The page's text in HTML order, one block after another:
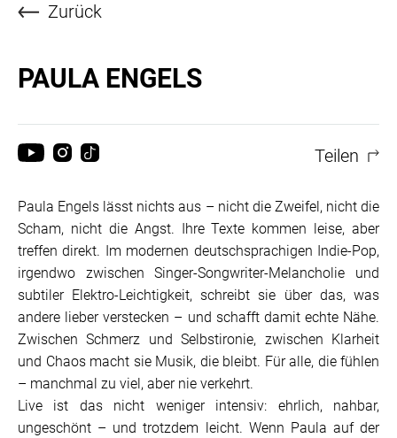
Zurück
PAULA ENGELS
Teilen
Paula Engels lässt nichts aus – nicht die Zweifel, nicht die
Scham, nicht die Angst. Ihre Texte kommen leise, aber
treffen direkt. Im modernen deutschsprachigen Indie-Pop,
irgendwo zwischen Singer-Songwriter-Melancholie und
subtiler Elektro-Leichtigkeit, schreibt sie über das, was
andere lieber verstecken – und schafft damit echte Nähe.
Zwischen Schmerz und Selbstironie, zwischen Klarheit
und Chaos macht sie Musik, die bleibt. Für alle, die fühlen
– manchmal zu viel, aber nie verkehrt.
Live ist das nicht weniger intensiv: ehrlich, nahbar,
ungeschönt – und trotzdem leicht. Wenn Paula auf der